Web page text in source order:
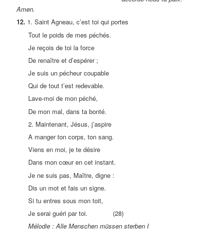
Amen.
12. 1. Saint Agneau, c’est toi qui portes
Tout le poids de mes péchés.
Je reçois de toi la force
De renaître et d’espérer ;
Je suis un pécheur coupable
Qui de tout t’est redevable.
Lave-moi de mon péché,
De mon mal, dans ta bonté.
2. Maintenant, Jésus, j’aspire
A manger ton corps, ton sang.
Viens en moi, je te désire
Dans mon cœur en cet instant.
Je ne suis pas, Maître, digne :
Dis un mot et fais un signe.
Si tu entres sous mon toit,
Je serai guéri par toi. (28)
Mélodie : Alle Menschen müssen sterben I